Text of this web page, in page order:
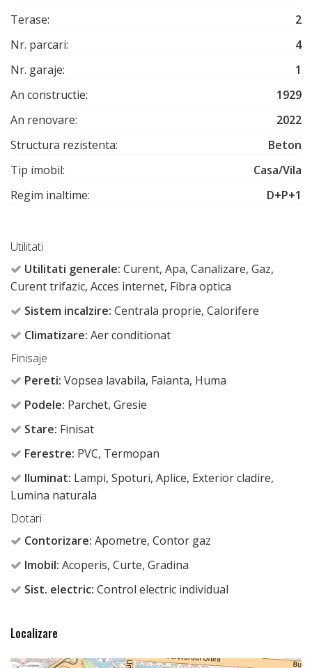
Terase:
2
Nr. parcari:
4
Nr. garaje:
1
An constructie:
1929
An renovare:
2022
Structura rezistenta:
Beton
Tip imobil:
Casa/Vila
Regim inaltime:
D+P+1
Utilitati
Utilitati generale: Curent, Apa, Canalizare, Gaz,
Curent trifazic, Acces internet, Fibra optica
Sistem incalzire: Centrala proprie, Calorifere
Climatizare: Aer conditionat
Finisaje
Pereti: Vopsea lavabila, Faianta, Huma
Podele: Parchet, Gresie
Stare: Finisat
Ferestre: PVC, Termopan
Iluminat: Lampi, Spoturi, Aplice, Exterior cladire,
Lumina naturala
Dotari
Contorizare: Apometre, Contor gaz
Imobil: Acoperis, Curte, Gradina
Sist. electric: Control electric individual
Localizare